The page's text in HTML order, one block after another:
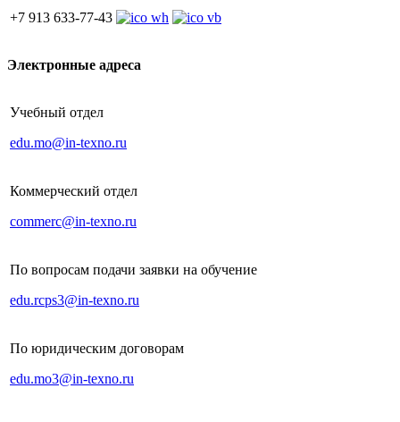
+7 913 633-77-43
Электронные адреса
Учебный отдел
edu.mo@in-texno.ru
Коммерческий отдел
commerc@in-texno.ru
По вопросам подачи заявки на обучение
edu.rcps3@in-texno.ru
По юридическим договорам
edu.mo3@in-texno.ru